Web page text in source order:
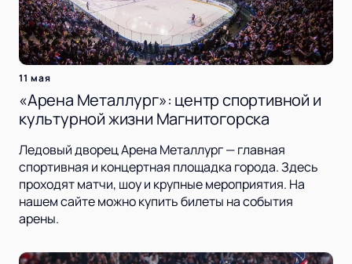
11 мая
«Арена Металлург»: центр спортивной и
культурной жизни Магнитогорска
Ледовый дворец Арена Металлург — главная
спортивная и концертная площадка города. Здесь
проходят матчи, шоу и крупные мероприятия. На
нашем сайте можно купить билеты на события
арены.